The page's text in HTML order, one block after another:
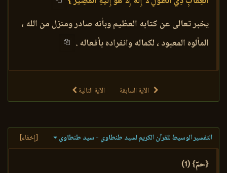
يخبر تعالى عن كتابه العظيم وبأنه صادر ومنزل من الله ،
المألوه المعبود ، لكماله وانفراده بأفعاله .
الآية السابقة الآية التالية
التفسير الوسيط للقرآن الكريم لسيد طنطاوي - سيد طنطاوي [إخفاء]
{حمٓ} (1)